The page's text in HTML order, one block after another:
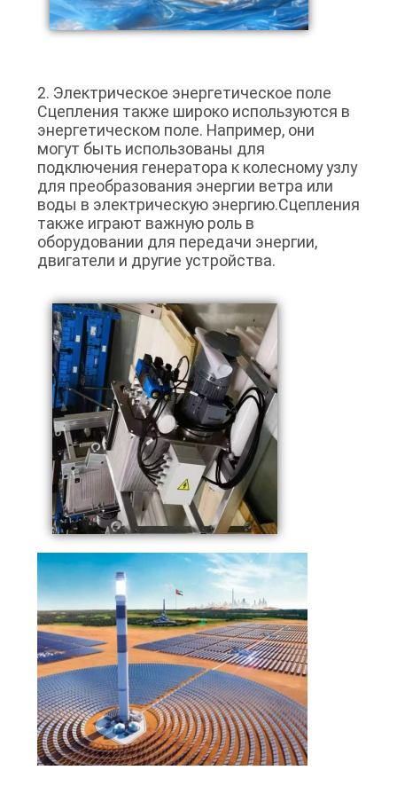
2. Электрическое энергетическое поле
Сцепления также широко используются в
энергетическом поле. Например, они
могут быть использованы для
подключения генератора к колесному узлу
для преобразования энергии ветра или
воды в электрическую энергию.Сцепления
также играют важную роль в
оборудовании для передачи энергии,
двигатели и другие устройства.